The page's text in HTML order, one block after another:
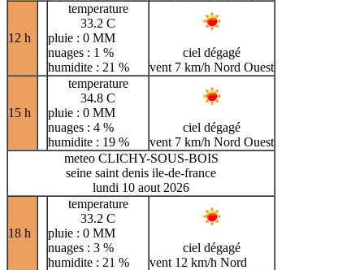
12 h
temperature
33.2 C
pluie : 0 MM
nuages : 1 %
humidite : 21 %
ciel dégagé
vent 7 km/h Nord Ouest
15 h
temperature
34.8 C
pluie : 0 MM
nuages : 4 %
humidite : 19 %
ciel dégagé
vent 7 km/h Nord Ouest
meteo CLICHY-SOUS-BOIS
seine saint denis ile-de-france
lundi 10 aout 2026
18 h
temperature
33.2 C
pluie : 0 MM
nuages : 3 %
humidite : 21 %
ciel dégagé
vent 12 km/h Nord